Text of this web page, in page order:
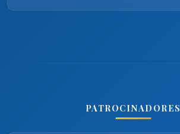
PATROCINADORES